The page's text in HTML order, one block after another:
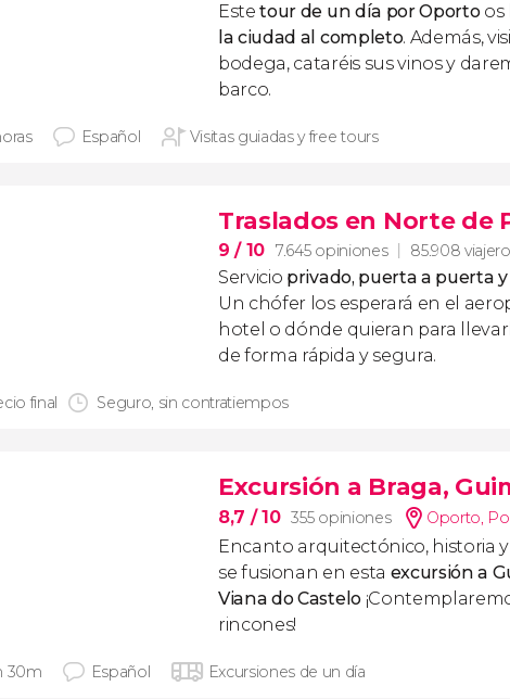
Este tour de un día por Oportoos
la ciudad al completo. Además,
bodega, cataréis sus vinos y
barco.
Español Visitas guiadas y free tours
Traslados en Norte de
9/ 10 7.645 opiniones 85.908
Servicio privado, puerta a puerta
Un chófer los esperará en el
hotel o dónde quieran para
de forma rápida y segura.
final Seguro, sin contratiempos
Excursión a Braga,
8,7 / 10 355 opiniones Oporto,
Encanto arquitectónico, historia y
se fusionan en esta excursión a
Viana do Castelo
rincones!
30m Español Excursiones de un día